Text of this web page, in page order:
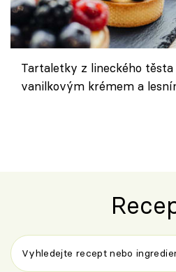
Tartaletky z lineckého těsta
vanilkovým krémem a